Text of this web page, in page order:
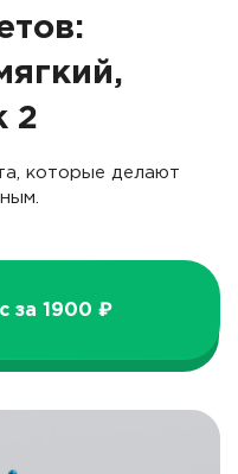
2
которые делают
за 1900 ₽